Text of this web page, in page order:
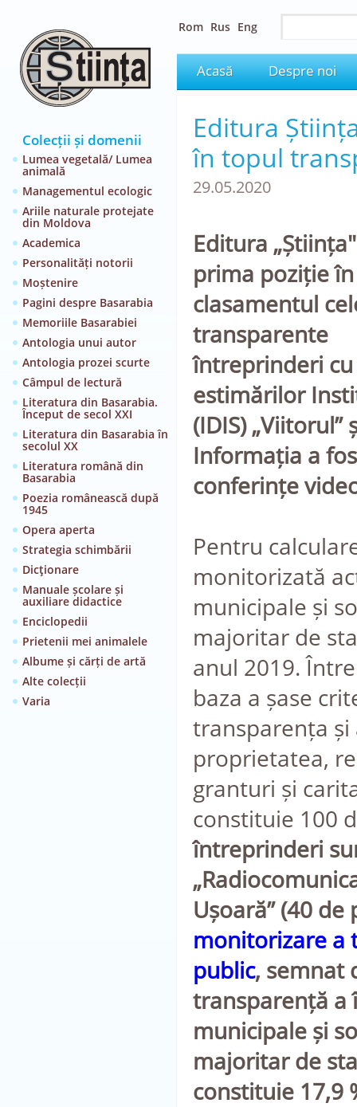
Colecții și domenii
Lumea vegetală/ Lumea
animală
Managementul ecologic
Ariile naturale protejate
din Moldova
Academica
Personalități notorii
Moștenire
Pagini despre Basarabia
Memoriile Basarabiei
Antologia unui autor
Antologia prozei scurte
Câmpul de lectură
Literatura din Basarabia.
Început de secol XXI
Literatura din Basarabia în
secolul XX
Literatura română din
Basarabia
Poezia românească după
1945
Opera aperta
Strategia schimbării
Dicţionare
Manuale școlare și
auxiliare didactice
Enciclopedii
Prietenii mei animalele
Albume și cărți de artă
Alte colecții
Varia
Rom Rus Eng
Acasă Despre noi
Editura
în topul
29.05.2020
Editura
prima poziție în
clasamentul
transparente
întreprinderi
estimărilor
(IDIS) „Viitorul”
Informația a
conferințe
Pentru
monitorizată
municipale și
majoritar de
anul 2019.
baza a șase
transparența și
proprietatea,
granturi și
constituie 100
întreprinderi
Ușoară” (40
monitorizare a
public, semnat
transparență
municipale și
majoritar de
constituie 17,9